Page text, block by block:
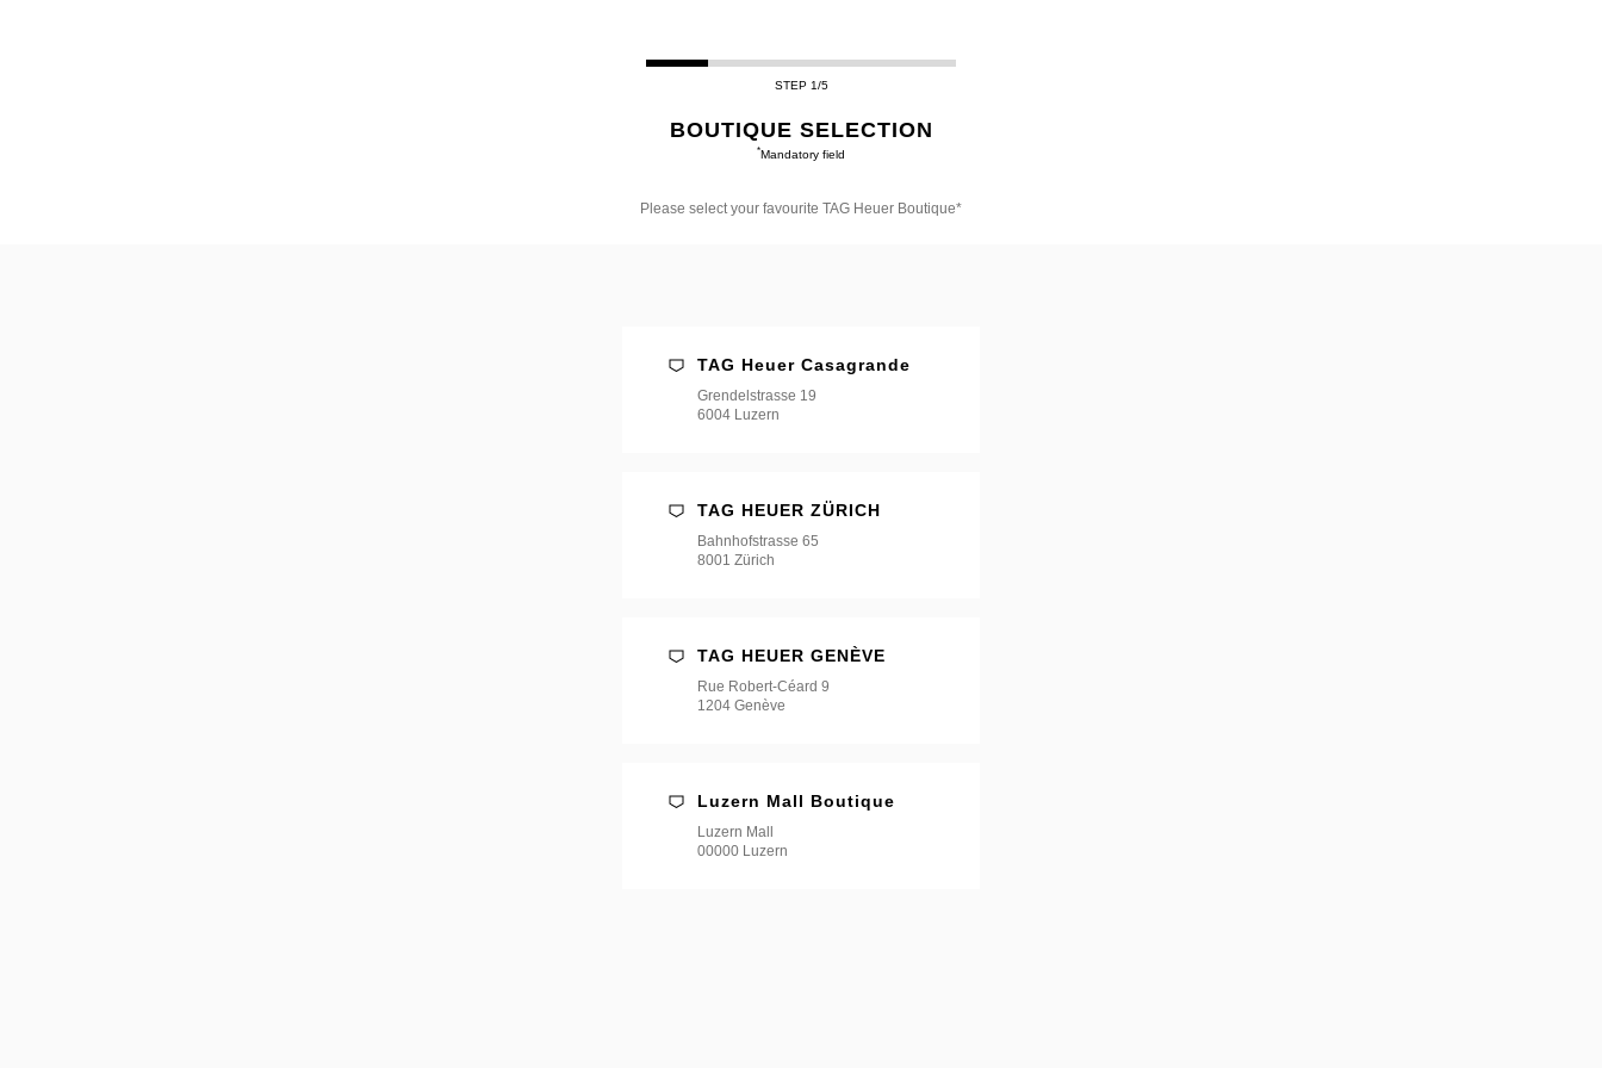
STEP 1/5
BOUTIQUE SELECTION
*Mandatory field
Please select your favourite TAG Heuer Boutique*
TAG Heuer Casagrande
Grendelstrasse 19
6004 Luzern
TAG HEUER ZÜRICH
Bahnhofstrasse 65
8001 Zürich
TAG HEUER GENÈVE
Rue Robert-Céard 9
1204 Genève
Luzern Mall Boutique
Luzern Mall
00000 Luzern